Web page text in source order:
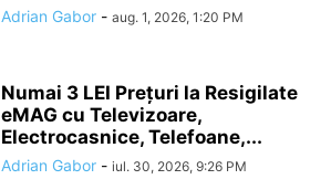
Adrian Gabor - aug. 1, 2026, 1:20 PM
Numai 3 LEI Prețuri la Resigilate
eMAG cu Televizoare,
Electrocasnice, Telefoane,...
Adrian Gabor - iul. 30, 2026, 9:26 PM